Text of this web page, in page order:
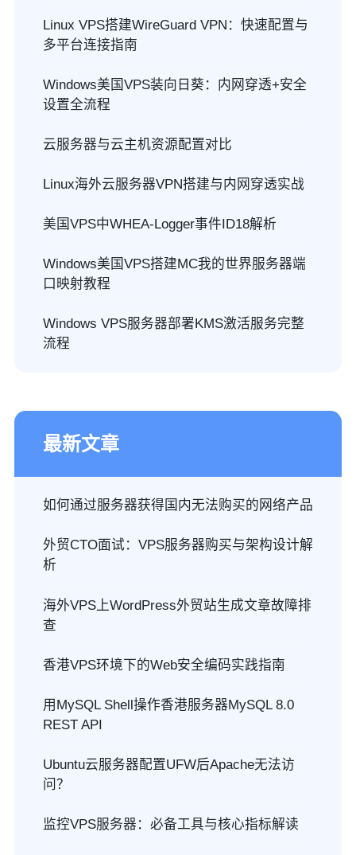
Linux VPS搭建WireGuard VPN：快速配置与
多平台连接指南
Windows美国VPS装向日葵：内网穿透+安全
设置全流程
云服务器与云主机资源配置对比
Linux海外云服务器VPN搭建与内网穿透实战
美国VPS中WHEA-Logger事件ID18解析
Windows美国VPS搭建MC我的世界服务器端
口映射教程
Windows VPS服务器部署KMS激活服务完整
流程
最新文章
如何通过服务器获得国内无法购买的网络产品
外贸CTO面试：VPS服务器购买与架构设计解
析
海外VPS上WordPress外贸站生成文章故障排
查
香港VPS环境下的Web安全编码实践指南
用MySQL Shell操作香港服务器MySQL 8.0
REST API
Ubuntu云服务器配置UFW后Apache无法访
问？
监控VPS服务器：必备工具与核心指标解读